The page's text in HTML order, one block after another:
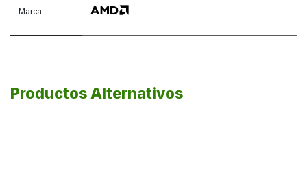
Marca
Productos Alternativos